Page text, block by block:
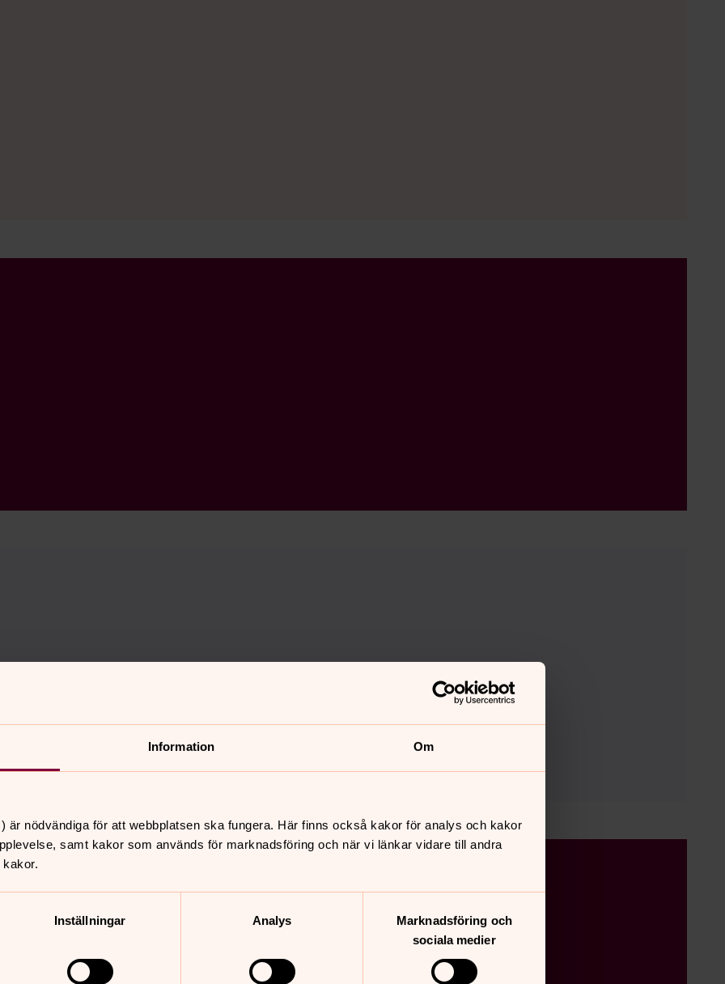
Information Om
är nödvändiga för att webbplatsen ska fungera. Här finns också kakor för analys och kakor
samt kakor som används för marknadsföring och när vi länkar vidare till andra
Inställningar Analys
Marknadsföring och
sociala medier